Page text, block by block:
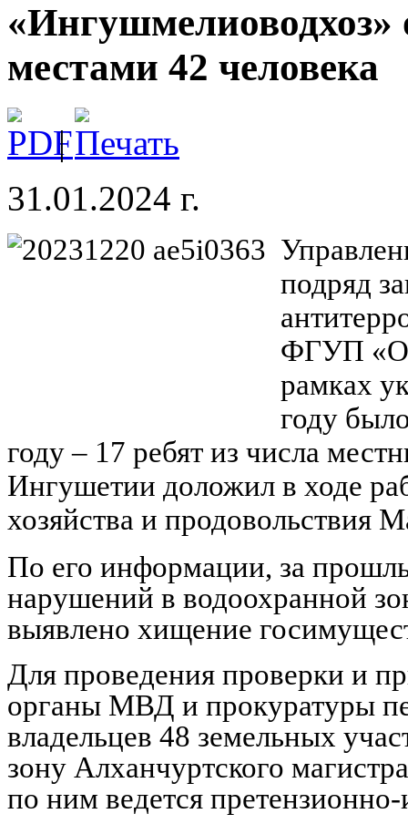
«Ингушмелиоводхоз»
местами 42 человека
|
31.01.2024 г.
подряд
ФГУП
рамках
году
году – 17 ребят из числа
Ингушетии доложил в ходе
хозяйства и продовольствия
По его информации, за
нарушений в водоохранной
выявлено хищение
Для проведения проверки и
органы МВД и прокуратуры
владельцев 48 земельных
зону Алханчуртского
по ним ведется претензионно-